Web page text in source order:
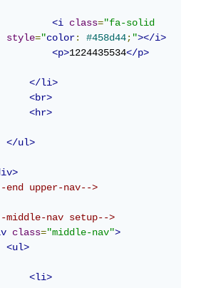
<i class="fa-solid
style="color: #458d44;"></i>
<p>1224435534</p>
</li>
<br>
<hr>
</ul>
end upper-nav-->
middle-nav setup-->
class="middle-nav">
<ul>
<li>